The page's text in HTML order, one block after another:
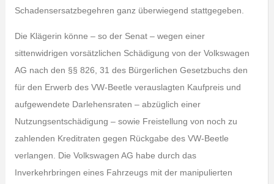
Schadensersatzbegehren ganz überwiegend stattgegeben.
Die Klägerin könne – so der Senat – wegen einer
sittenwidrigen vorsätzlichen Schädigung von der Volkswagen
AG nach den §§ 826, 31 des Bürgerlichen Gesetzbuchs den
für den Erwerb des VW-Beetle verauslagten Kaufpreis und
aufgewendete Darlehensraten – abzüglich einer
Nutzungsentschädigung – sowie Freistellung von noch zu
zahlenden Kreditraten gegen Rückgabe des VW-Beetle
verlangen. Die Volkswagen AG habe durch das
Inverkehrbringen eines Fahrzeugs mit der manipulierten